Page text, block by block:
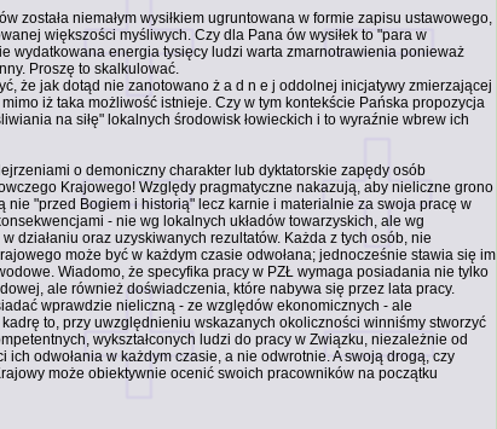
została niemałym wysiłkiem ugruntowana w formie zapisu ustawowego,
większości myśliwych. Czy dla Pana ów wysiłek to "para w
wydatkowana energia tysięcy ludzi warta zmarnotrawienia ponieważ
Proszę to skalkulować.
że jak dotąd nie zanotowano ż a d n e j oddolnej inicjatywy zmierzającej
iż taka możliwość istnieje. Czy w tym kontekście Pańska propozycja
na siłę" lokalnych środowisk łowieckich i to wyraźnie wbrew ich
o demoniczny charakter lub dyktatorskie zapędy osób
Krajowego! Względy pragmatyczne nakazują, aby nieliczne grono
nie "przed Bogiem i historią" lecz karnie i materialnie za swoja pracę w
- nie wg lokalnych układów towarzyskich, ale wg
działaniu oraz uzyskiwanych rezultatów. Każda z tych osób, nie
może być w każdym czasie odwołana; jednocześnie stawia się im
Wiadomo, że specyfika pracy w PZŁ wymaga posiadania nie tylko
ale również doświadczenia, które nabywa się przez lata pracy.
wprawdzie nieliczną - ze względów ekonomicznych - ale
to, przy uwzględnieniu wskazanych okoliczności winniśmy stworzyć
wykształconych ludzi do pracy w Związku, niezależnie od
ich odwołania w każdym czasie, a nie odwrotnie. A swoją drogą, czy
może obiektywnie ocenić swoich pracowników na początku